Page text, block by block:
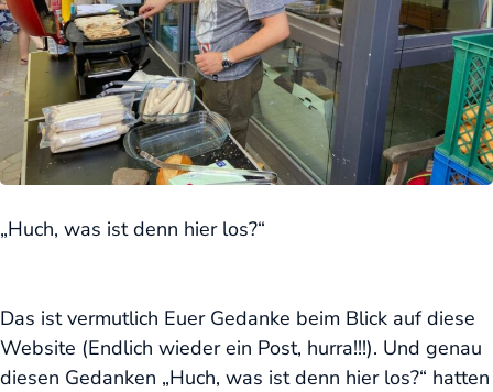
„Huch, was ist denn hier los?“
Das ist vermutlich Euer Gedanke beim Blick auf diese
Website (Endlich wieder ein Post, hurra!!!). Und genau
diesen Gedanken „Huch, was ist denn hier los?“ hatten